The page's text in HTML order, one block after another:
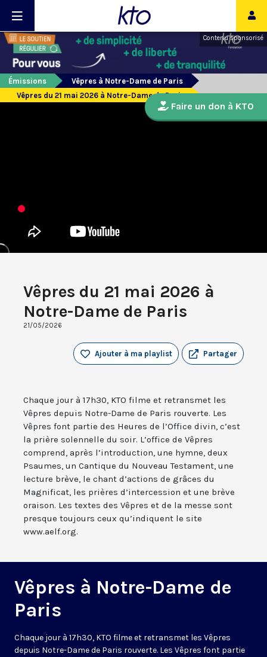
Contenu sponsorisé
Émissions
Vêpres à Notre-Dame de Paris
Vêpres du 21 mai 2026 à Notre-Dame de Paris
Vêpres du 21 mai 2026 à
Notre-Dame de Paris
21/05/2026
Partager
Ajouter à ma playlist
Chaque jour à 17h30, KTO filme et retransmet les
Vêpres depuis Notre-Dame de Paris rouverte. Les
Vêpres font partie des Heures de l’Office divin, c’est
la prière solennelle du soir. L’office de Vêpres
comprend, après l’introduction, une hymne, deux
Psaumes, un Cantique du Nouveau Testament, une
lecture brève, le chant d’actions de grâces du
Magnificat, les prières d’intercession et une brève
oraison. Les textes des Vêpres et de la messe sont
presque toujours ceux qu’indiquent le site
www.aelf.org.
Vêpres à Notre-Dame de
Paris
Chaque jour à 17h30, KTO filme et retransmet les Vêpres
depuis Notre-Dame de Paris rouverte. Les Vêpres font partie
Faire un don à KTO